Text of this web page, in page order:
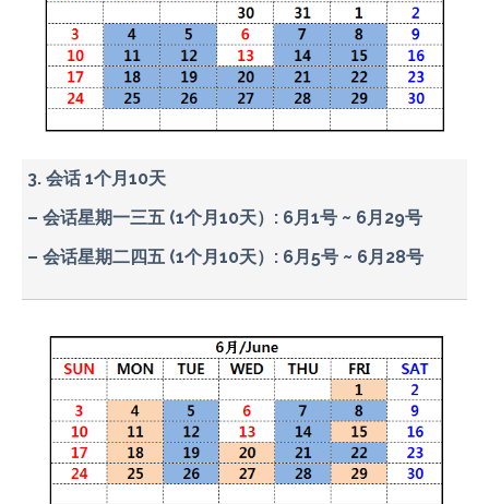
3. 会话 1个月10天
– 会话星期一三五 (1个月10天）: 6月1号 ~ 6月29号
– 会话星期二四五 (1个月10天）: 6月5号 ~ 6月28号